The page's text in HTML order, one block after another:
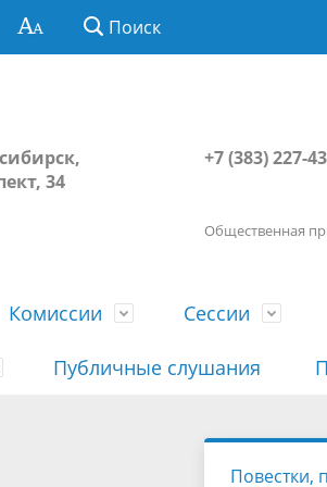
Поиск
34
+7 (383) 227-
Общественная
История
Комиссии Сессии
Совета
Порядок посещения
гражданами
Сведения о
имуществе,
Публичные слушания
Наша "Прямая
Повестки,